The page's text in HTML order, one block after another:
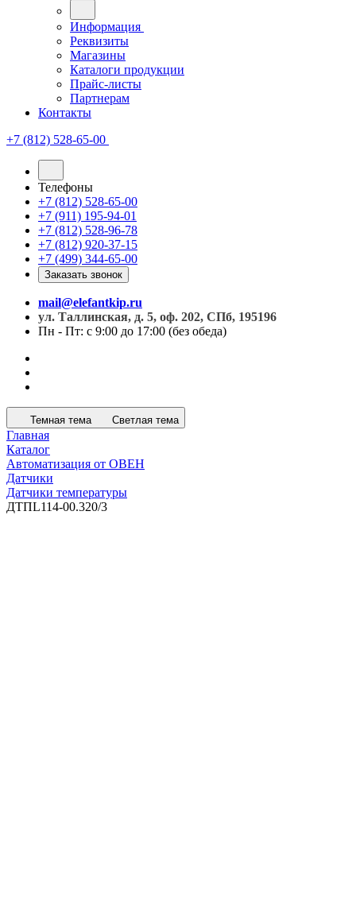
Информация
Реквизиты
Магазины
Каталоги продукции
Прайс-листы
Партнерам
Контакты
+7 (812) 528-65-00
Телефоны
+7 (812) 528-65-00
+7 (911) 195-94-01
+7 (812) 528-96-78
+7 (812) 920-37-15
+7 (499) 344-65-00
Заказать звонок
mail@elefantkip.ru
ул. Таллинская, д. 5, оф. 202, СПб, 195196
Пн - Пт: с 9:00 до 17:00 (без обеда)
Темная тема Светлая тема
Главная
Каталог
Автоматизация от ОВЕН
Датчики
Датчики температуры
ДТПL114-00.320/3